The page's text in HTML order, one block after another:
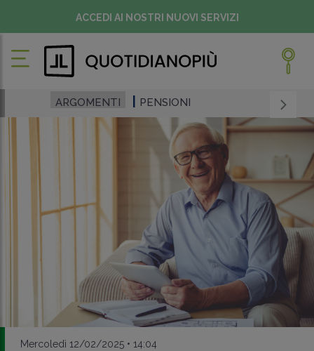
ACCEDI AI NOSTRI NUOVI SERVIZI
ARGOMENTI PENSIONI
Mercoledì 12/02/2025 • 14:04